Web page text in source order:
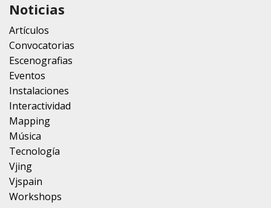
Noticias
Artículos
Convocatorias
Escenografias
Eventos
Instalaciones
Interactividad
Mapping
Música
Tecnología
Vjing
Vjspain
Workshops